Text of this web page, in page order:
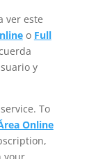
ver este
o Full
y
To
Online